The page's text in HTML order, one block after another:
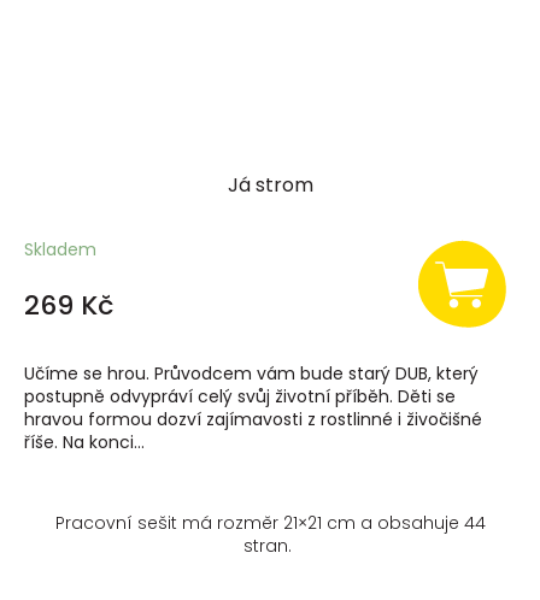
Já strom
Skladem
269 Kč
Učíme se hrou. Průvodcem vám bude starý DUB, který
postupně odvypráví celý svůj životní příběh. Děti se
hravou formou dozví zajímavosti z rostlinné i živočišné
říše. Na konci...
Pracovní sešit má rozměr 21×21 cm a obsahuje 44
stran.